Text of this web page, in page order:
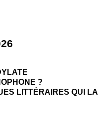
?
LITTÉRAIRES QUI LA